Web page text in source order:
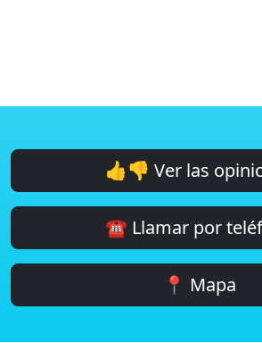
👍👎 Ver las
☎️ Llamar por
📍 Mapa